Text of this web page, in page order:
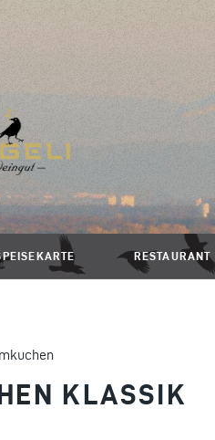
RESTAURANT
KLASSIK